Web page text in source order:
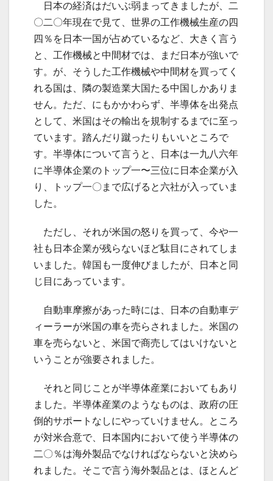
日本の経済はだいぶ弱まってきましたが、二
〇二〇年現在で見て、世界の工作機械生産の四
四％を日本一国が占めているなど、大きく言う
と、工作機械と中間材では、まだ日本が強いで
す。が、そうした工作機械や中間材を買ってく
れる国は、隣の製造業大国たる中国しかありま
せん。ただ、にもかかわらず、半導体を出発点
として、米国はその輸出を規制するまでに至っ
ています。踏んだり蹴ったりもいいところで
す。半導体について言うと、日本は一九八六年
に半導体企業のトップ一〜三位に日本企業が入
り、トップ一〇まで広げると六社が入っていま
した。
ただし、それが米国の怒りを買って、今や一
社も日本企業が残らないほど駄目にされてしま
いました。韓国も一度伸びましたが、日本と同
じ目にあっています。
自動車摩擦があった時には、日本の自動車デ
ィーラーが米国の車を売らされました。米国の
車を売らないと、米国で商売してはいけないと
いうことが強要されました。
それと同じことが半導体産業においてもあり
ました。半導体産業のようなものは、政府の圧
倒的サポートなしにやっていけません。ところ
が対米合意で、日本国内において使う半導体の
二〇％は海外製品でなければならないと決めら
れました。そこで言う海外製品とは、ほとんど